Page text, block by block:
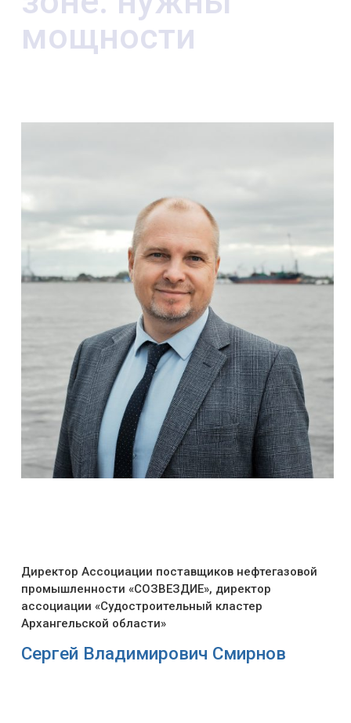
мощности
Директор Ассоциации поставщиков нефтегазовой
промышленности «СОЗВЕЗДИЕ», директор
ассоциации «Судостроительный кластер
Архангельской области»
Сергей Владимирович Смирнов